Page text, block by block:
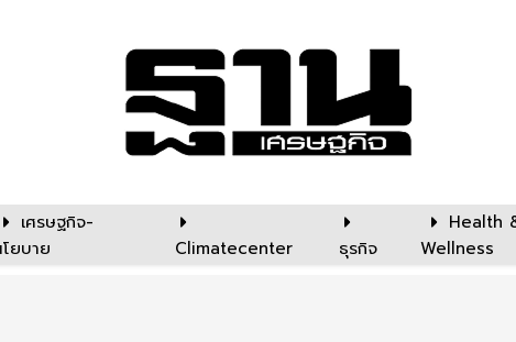
เศรษฐกิจ-
ยบาย
Climatecenter ธุรกิจ
Health
Wellness